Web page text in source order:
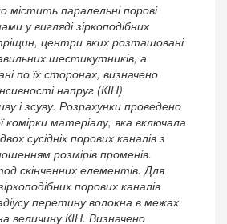
містить паралельні порові
у вигляді зіркоподібних
центри яких розташовані
шестикутників, а
по їх сторонах, визначено
напруг (КІН)
і зсуву. Розрахунки проведено
матеріалу, яка включала
сусідніх порових каналів з
розмірів променів.
скінченних елементів. Для
порових каналів
перетину волокна в межах
величину КІН. Визначено